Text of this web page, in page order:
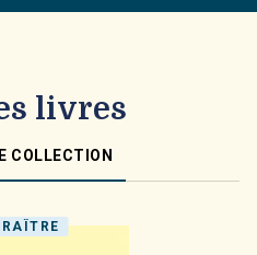
livres
COLLECTION